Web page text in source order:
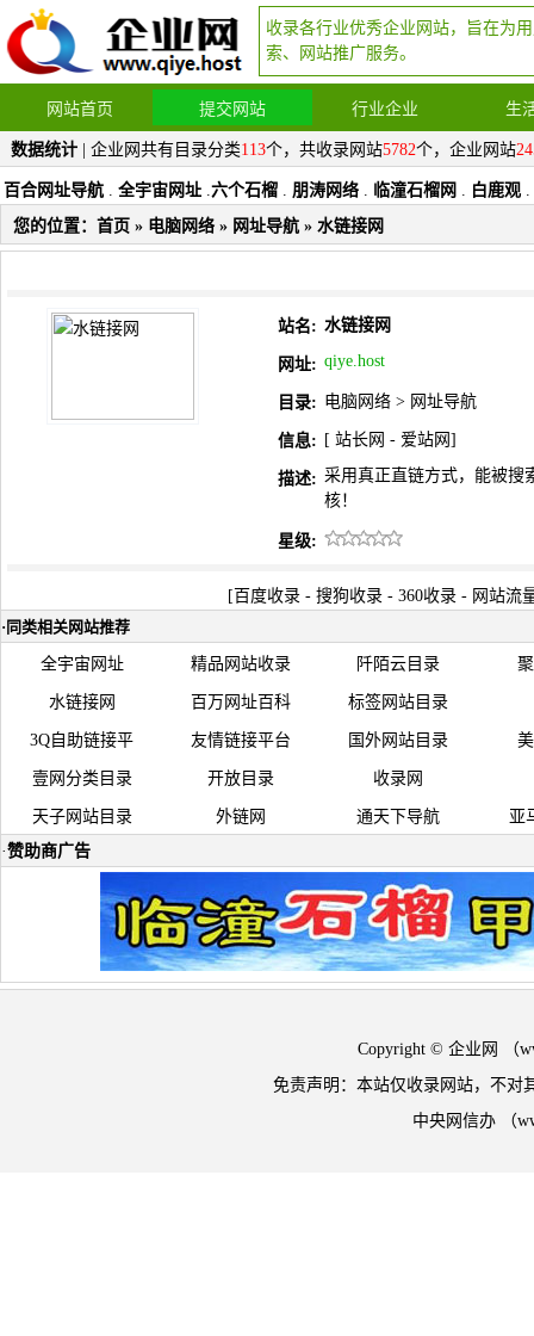
收录各行业优秀企业网站，旨在为
索、网站推广服务。
网站首页 提交网站 行业企业 生
数据统计 | 企业网共有目录分类113个，共收录网站5782个，企业网站
百合网址导航 . 全宇宙网址 .六个石榴 . 朋涛网络 . 临潼石榴网 . 白鹿观 .
您的位置： 首页 » 电脑网络 » 网址导航 » 水链接网
站名: 水链接网
网址: qiye.host
目录: 电脑网络 > 网址导航
信息: [ 站长网 - 爱站网 ]
描述: 采用真正直链方式，能被搜
核！
星级:
[ 百度收录 - 搜狗收录 - 360收录 - 网站流
· 同类相关网站推荐
全宇宙网址 精品网站收录 阡陌云目录
水链接网 百万网址百科 标签网站目录
3Q自助链接平 友情链接平台 国外网站目录
壹网分类目录 开放目录 收录网
天子网站目录 外链网 通天下导航
亚
·赞助商广告
Copyright © 企业网 （
免责声明：本站仅收录网站，不对
中央网信办 （